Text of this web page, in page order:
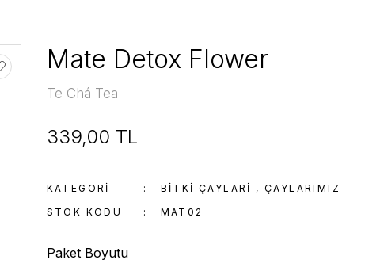
Mate Detox Flower
Te Chá Tea
339,00 TL
KATEGORI BITKI ÇAYLARI ,ÇAYLARIMIZ
STOK KODU
MAT02
Paket Boyutu